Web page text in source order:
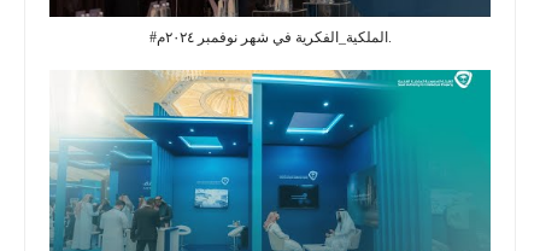
#الملكية_الفكرية في شهر نوفمبر ٢٠٢٤م.